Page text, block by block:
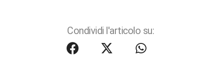
Condividi l'articolo su: